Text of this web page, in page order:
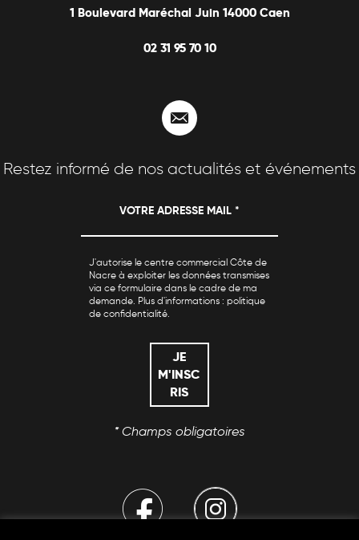
1 Boulevard Maréchal Juin 14000 Caen
02 31 95 70 10
Restez informé de nos actualités et événements
J'autorise le centre commercial Côte de
Nacre à exploiter les données transmises
via ce formulaire dans le cadre de ma
demande. Plus d'informations : politique
de confidentialité.
* Champs obligatoires